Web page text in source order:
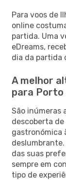
Para voos de
online
partida. Uma
eDreams,
dia da partida
A melhor
para Porto
São inúmeras
descoberta de
gastronómica
das suas
sempre em
tipo de